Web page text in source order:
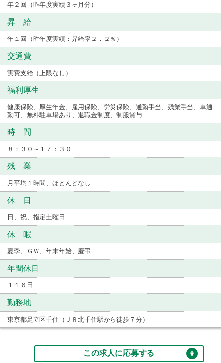
年２回（昨年度実績３ヶ月分）
昇 給
年１回（昨年度実績：昇給率２．２％）
交通費
実費支給（上限なし）
福利厚生
健康保険、厚生年金、雇用保険、労災保険、通勤手当、残業手当、車通
勤可、無料駐車場あり、退職金制度、制服貸与
時 間
８：３０～１７：３０
残 業
月平均１時間、ほとんどなし
休 日
日、祝、指定土曜日
休 暇
夏季、ＧＷ、年末年始、慶弔
年間休日
１１６日
勤務地
東京都足立区千住（ＪＲ北千住駅から徒歩７分）
この求人に応募する